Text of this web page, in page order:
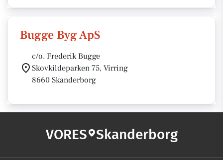
Bugge Byg ApS
c/o. Frederik Bugge
Skovkildeparken 75, Virring
8660 Skanderborg
VORES Skanderborg